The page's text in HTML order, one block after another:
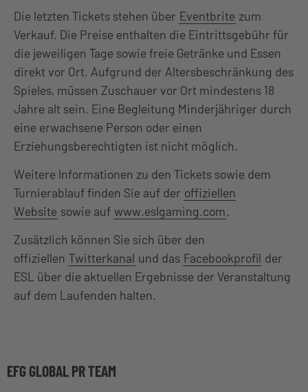
Die letzten Tickets stehen über Eventbrite zum
Verkauf. Die Preise enthalten die Eintrittsgebühr für
die jeweiligen Tage sowie freie Getränke und Essen
direkt vor Ort. Aufgrund der Altersbeschränkung des
Spieles, müssen Zuschauer vor Ort mindestens 18
Jahre alt sein. Eine Begleitung Minderjähriger durch
eine erwachsene Person oder einen
Erziehungsberechtigten ist nicht möglich.
Weitere Informationen zu den Tickets sowie dem
Turnierablauf finden Sie auf der offiziellen
Website sowie auf www.eslgaming.com.
Zusätzlich können Sie sich über den
offiziellen Twitterkanal und das Facebookprofil der
ESL über die aktuellen Ergebnisse der Veranstaltung
auf dem Laufenden halten.
EFG GLOBAL PR TEAM